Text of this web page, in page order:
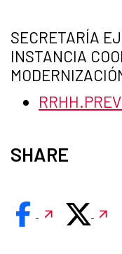
SECRETARÍA
INSTANCIA
SHARE